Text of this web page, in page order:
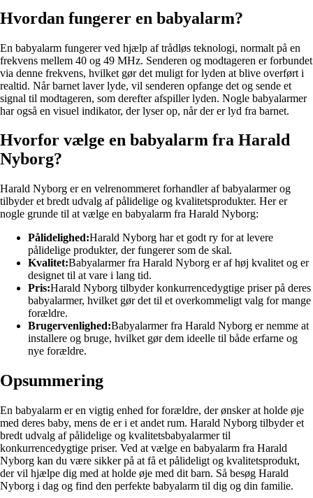
Hvordan fungerer en babyalarm?
En babyalarm fungerer ved hjælp af trådløs teknologi, normalt på en
frekvens mellem 40 og 49 MHz. Senderen og modtageren er forbundet
via denne frekvens, hvilket gør det muligt for lyden at blive overført i
realtid. Når barnet laver lyde, vil senderen opfange det og sende et
signal til modtageren, som derefter afspiller lyden. Nogle babyalarmer
har også en visuel indikator, der lyser op, når der er lyd fra barnet.
Hvorfor vælge en babyalarm fra Harald
Nyborg?
Harald Nyborg er en velrenommeret forhandler af babyalarmer og
tilbyder et bredt udvalg af pålidelige og kvalitetsprodukter. Her er
nogle grunde til at vælge en babyalarm fra Harald Nyborg:
Pålidelighed:Harald Nyborg har et godt ry for at levere
pålidelige produkter, der fungerer som de skal.
Kvalitet:Babyalarmer fra Harald Nyborg er af høj kvalitet og er
designet til at vare i lang tid.
Pris:Harald Nyborg tilbyder konkurrencedygtige priser på deres
babyalarmer, hvilket gør det til et overkommeligt valg for mange
forældre.
Brugervenlighed:Babyalarmer fra Harald Nyborg er nemme at
installere og bruge, hvilket gør dem ideelle til både erfarne og
nye forældre.
Opsummering
En babyalarm er en vigtig enhed for forældre, der ønsker at holde øje
med deres baby, mens de er i et andet rum. Harald Nyborg tilbyder et
bredt udvalg af pålidelige og kvalitetsbabyalarmer til
konkurrencedygtige priser. Ved at vælge en babyalarm fra Harald
Nyborg kan du være sikker på at få et pålideligt og kvalitetsprodukt,
der vil hjælpe dig med at holde øje med dit barn. Så besøg Harald
Nyborg i dag og find den perfekte babyalarm til dig og din familie.